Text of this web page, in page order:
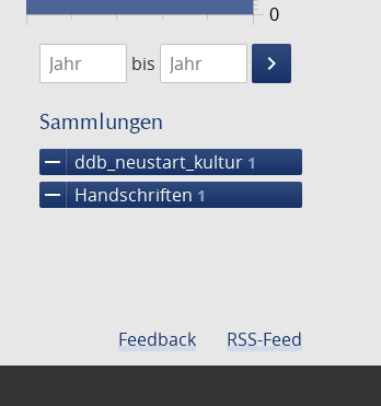
0
1474
1475
bis
keyboard_arrow_right
Suche
Sammlungen
remove ddb_neustart_kultur 1
remove Handschriften 1
Feedback RSS-Feed